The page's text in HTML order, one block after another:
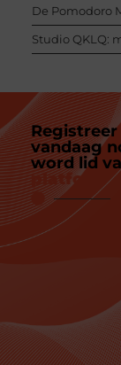
De Pomodoro
Studio QKLQ:
Registreer
vandaag
word lid
platform